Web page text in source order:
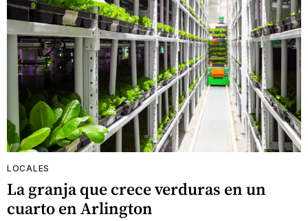
LOCALES
La granja que crece verduras en un
cuarto en Arlington